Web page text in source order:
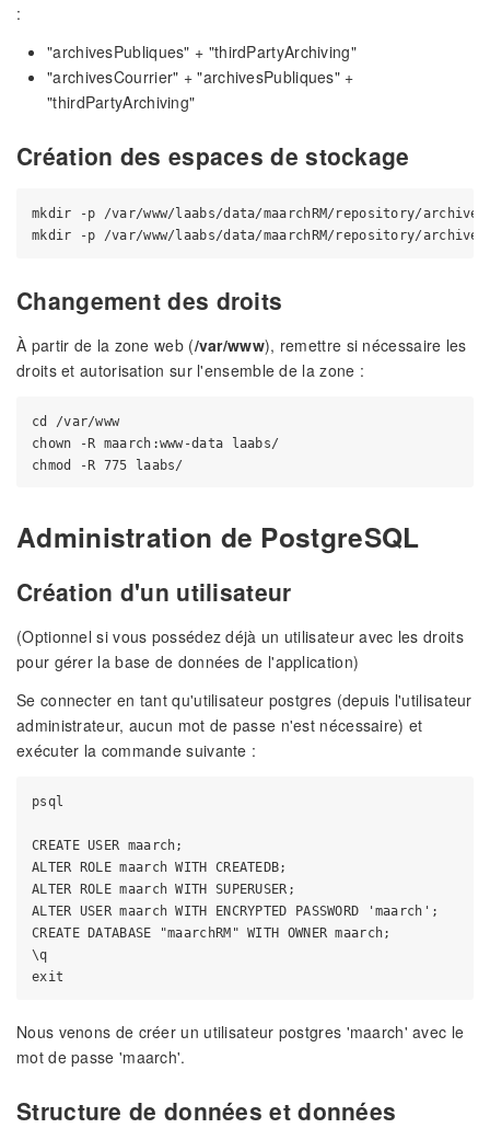
:
"archivesPubliques" + "thirdPartyArchiving"
"archivesCourrier" + "archivesPubliques" +
"thirdPartyArchiving"
Création des espaces de stockage
mkdir -p /var/www/laabs/data/maarchRM/repository/
Changement des droits
À partir de la zone web (/var/www), remettre si nécessaire les
droits et autorisation sur l'ensemble de la zone :
cd /var/www
chown -R maarch:www-data laabs/
Administration de PostgreSQL
Création d'un utilisateur
(Optionnel si vous possédez déjà un utilisateur avec les droits
pour gérer la base de données de l'application)
Se connecter en tant qu'utilisateur postgres (depuis l'utilisateur
administrateur, aucun mot de passe n'est nécessaire) et
exécuter la commande suivante :
psql
CREATE USER maarch;
ALTER ROLE maarch WITH CREATEDB;
ALTER ROLE maarch WITH SUPERUSER;
ALTER USER maarch WITH ENCRYPTED PASSWORD 'maarch';
CREATE DATABASE "maarchRM" WITH OWNER maarch;
\q
Nous venons de créer un utilisateur postgres 'maarch' avec le
mot de passe 'maarch'.
Structure de données et données